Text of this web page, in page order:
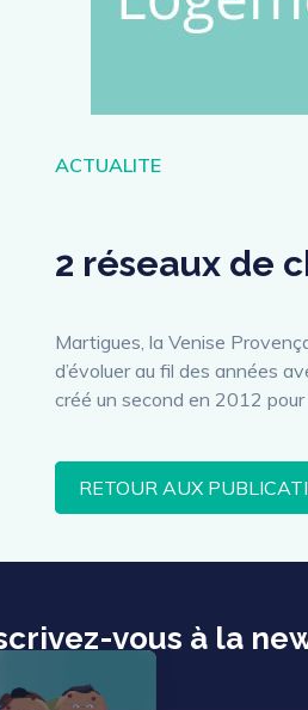
Catégories
ACTUALITE
2 réseaux de
Martigues, la Venise
d’évoluer au fil des années
créé un second en 2012
RETOUR AUX
vous à la